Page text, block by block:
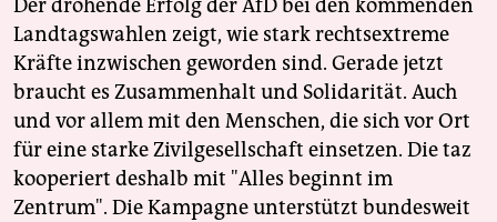
Der drohende Erfolg der AfD bei den kommenden
Landtagswahlen zeigt, wie stark rechtsextreme
Kräfte inzwischen geworden sind. Gerade jetzt
braucht es Zusammenhalt und Solidarität. Auch
und vor allem mit den Menschen, die sich vor Ort
für eine starke Zivilgesellschaft einsetzen. Die taz
kooperiert deshalb mit "Alles beginnt im
Zentrum". Die Kampagne unterstützt bundesweit